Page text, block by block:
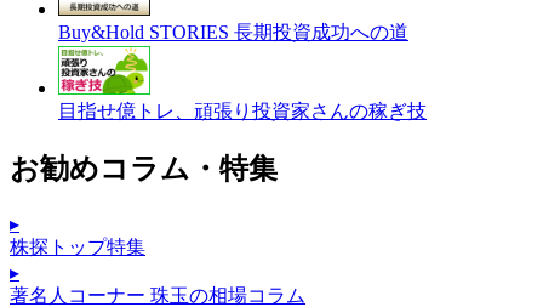
Buy&Hold STORIES 長期投資成功への道
目指せ億トレ、頑張り投資家さんの稼ぎ技
お勧めコラム・特集
▸
株探トップ特集
▸
著名人コーナー 珠玉の相場コラム